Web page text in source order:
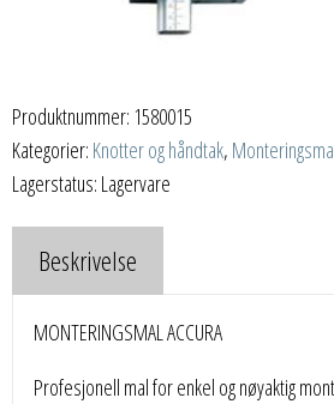
Produktnummer: 1580015
Kategorier: Knotter og håndtak,
Lagerstatus: Lagervare
Beskrivelse
MONTERINGSMAL ACCURA
Profesjonell mal for enkel og nøyaktig